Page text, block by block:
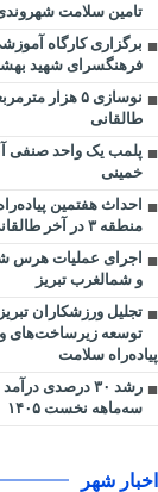
تامین سلامت
برگزاری کارگاه
فرهنگسرای شهید
نوسازی ۵ هزار
طالقانی
پلمب یک واحد صنفی
خمینی
احداث هفتمین
منطقه ۳ در آخر طالقانی
اجرای عملیات هرس
و شمالغرب تبریز
توسعه
پیاده‌راه سلامت
رشد ۳۰ درصدی
سه‌ماهه نخست ۱۴۰۵
اخبار شهر